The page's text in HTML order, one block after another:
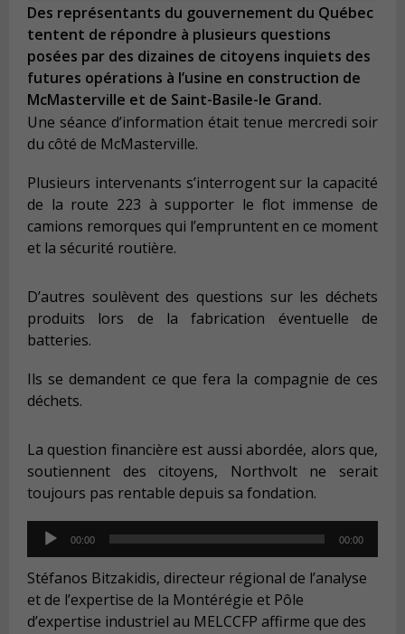
Des représentants du gouvernement du Québec
tentent de répondre à plusieurs questions
posées par des dizaines de citoyens inquiets des
futures opérations à l’usine en construction de
McMasterville et de Saint-Basile-le Grand.
Une séance d’information était tenue mercredi soir
du côté de McMasterville.
Plusieurs intervenants s’interrogent sur la capacité
de la route 223 à supporter le flot immense de
camions remorques qui l’empruntent en ce moment
et la sécurité routière.
D’autres soulèvent des questions sur les déchets
produits lors de la fabrication éventuelle de
batteries.
Ils se demandent ce que fera la compagnie de ces
déchets.
La question financière est aussi abordée, alors que,
soutiennent des citoyens, Northvolt ne serait
toujours pas rentable depuis sa fondation.
Audio
Player
00:00 00:00
Stéfanos Bitzakidis, directeur régional de l’analyse
et de l’expertise de la Montérégie et Pôle
d’expertise industriel au MELCCFP affirme que des